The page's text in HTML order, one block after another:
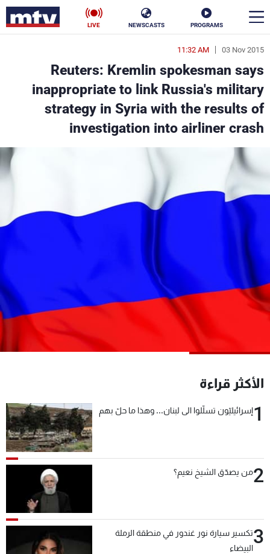
PROGRAMS
NEWSCASTS
LIVE
03 Nov 2015
11:32 AM
Reuters: Kremlin spokesman says
inappropriate to link Russia's military
strategy in Syria with the results of
investigation into airliner crash
الأكثر قراءة
1إسرائيليّون تسلّلوا الى لبنان... وهذا ما حلّ بهم
2من يصدّق الشيخ نعيم؟
3تكسير سيارة نور غندور في منطقة الرملة
البيضاء
en
الأخبار
سياسة ناس
فن
منوعات
كأس العالم
البرامج
جدول البرامج
شاهد البرامج
الترددات
الإنـتـاج
تواصل معنا